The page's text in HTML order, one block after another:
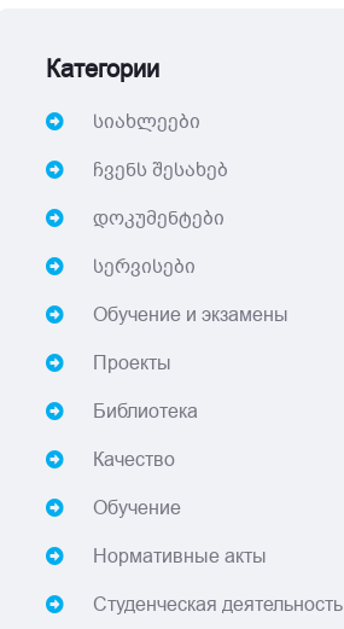
Категории
სიახლეები
ჩვენს შესახებ
დოკუმენტები
სერვისები
Обучение и экзамены
Проекты
Библиотека
Качество
Обучение
Нормативные акты
Студенческая деятельность